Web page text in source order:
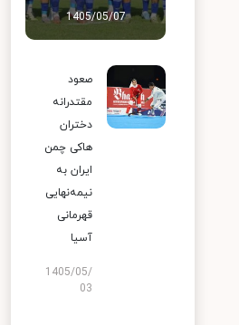
1405/05/07
صعود
مقتدرانه
دختران
هاکی چمن
ایران به
نیمه‌نهایی
قهرمانی
آسیا
1405/05/
03